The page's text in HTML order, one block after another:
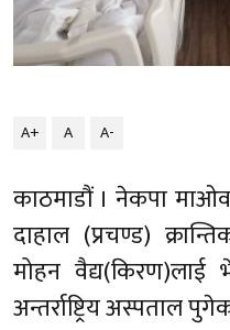
A+ A A-
काठमाडौं । नेकपा
दाहाल (प्रचण्ड)
मोहन वैद्य(किरण)लाई
अन्तर्राष्ट्रिय अस्पताल